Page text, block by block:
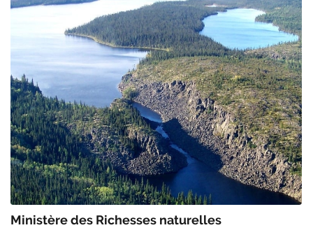
Ministère des Richesses naturelles